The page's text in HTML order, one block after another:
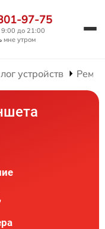
97-75
до 21:00
мне утром
устройств